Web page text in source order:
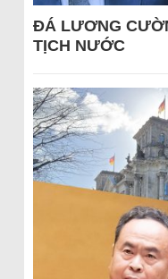
ĐÁ LƯƠNG
TỊCH NƯỚC